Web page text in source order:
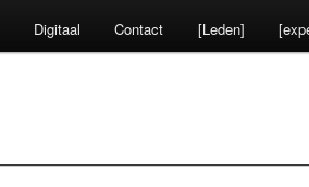
Digitaal Contact [Leden]